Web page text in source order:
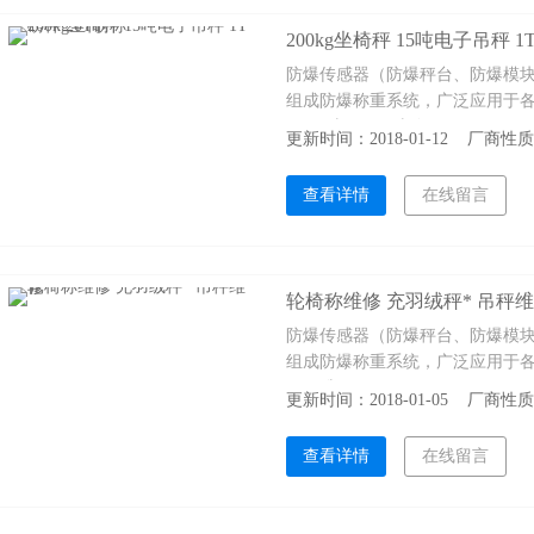
200kg坐椅秤 15吨电子吊秤
防爆传感器（防爆秤台、防爆模
组成防爆称重系统，广泛应用于
秤 1T磅秤 20T磅称
更新时间：2018-01-12 厂商性
查看详情 在线留言
轮椅称维修 充羽绒秤* 吊秤
防爆传感器（防爆秤台、防爆模
组成防爆称重系统，广泛应用于
吊秤维修
更新时间：2018-01-05 厂商性
查看详情 在线留言